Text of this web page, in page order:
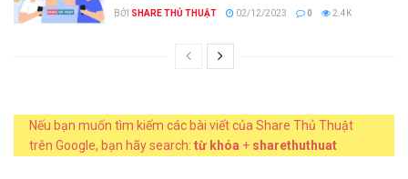
BỞI SHARE THỦ THUẬT 02/12/2023 0 2.4K
Nếu bạn muốn tìm kiếm các bài viết của Share Thủ Thuật
trên Google, bạn hãy search: từ khóa + sharethuthuat